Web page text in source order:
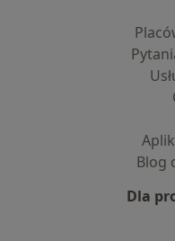
Blog
Dla